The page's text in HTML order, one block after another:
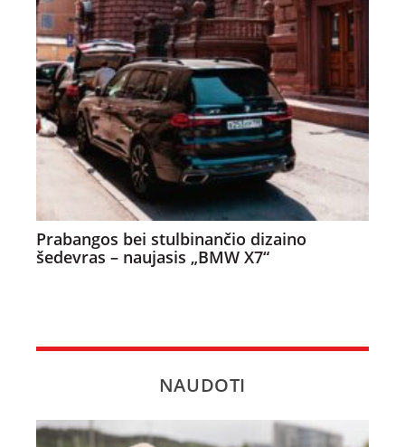
Prabangos bei stulbinančio dizaino
šedevras – naujasis „BMW X7“
NAUDOTI